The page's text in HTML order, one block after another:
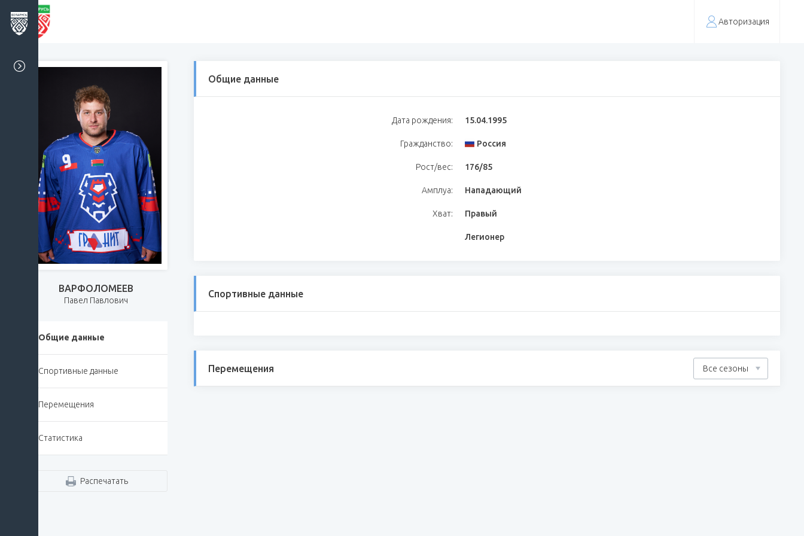
Авторизация
ВАРФОЛОМЕЕВ
Павел Павлович
Общие данные
Спортивные данные
Перемещения
Статистика
Распечатать
Общие данные
Дата рождения: 15.04.1995
Гражданство: Россия
Рост/вес: 176/85
Амплуа: Нападающий
Хват: Правый
Легионер
Спортивные данные
Перемещения Все сезоны